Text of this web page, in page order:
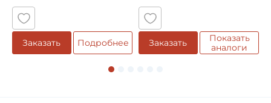
Материал:
Сталь
Подшипниковые узлы в сборе типа Y
Заказать Подробнее Заказать
Показать
аналоги